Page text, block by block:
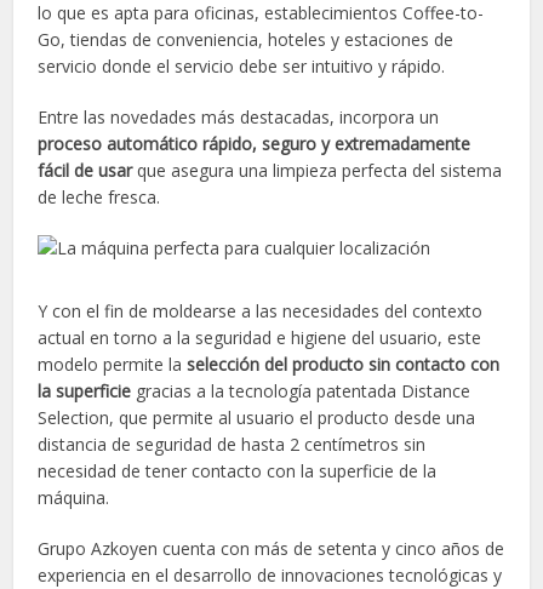
lo que es apta para oficinas, establecimientos Coffee-to-
Go, tiendas de conveniencia, hoteles y estaciones de
servicio donde el servicio debe ser intuitivo y rápido.
Entre las novedades más destacadas, incorpora un
proceso automático rápido, seguro y extremadamente
fácil de usarque asegura una limpieza perfecta del sistema
de leche fresca.
Y con el fin de moldearse a las necesidades del contexto
actual en torno a la seguridad e higiene del usuario, este
modelo permite laselección del producto sin contacto con
la superficie gracias a la tecnología patentada Distance
Selection, que permite al usuario el producto desde una
distancia de seguridad de hasta 2 centímetros sin
necesidad de tener contacto con la superficie de la
máquina.
Grupo Azkoyen cuenta con más de setenta y cinco años de
experiencia en el desarrollo de innovaciones tecnológicas y